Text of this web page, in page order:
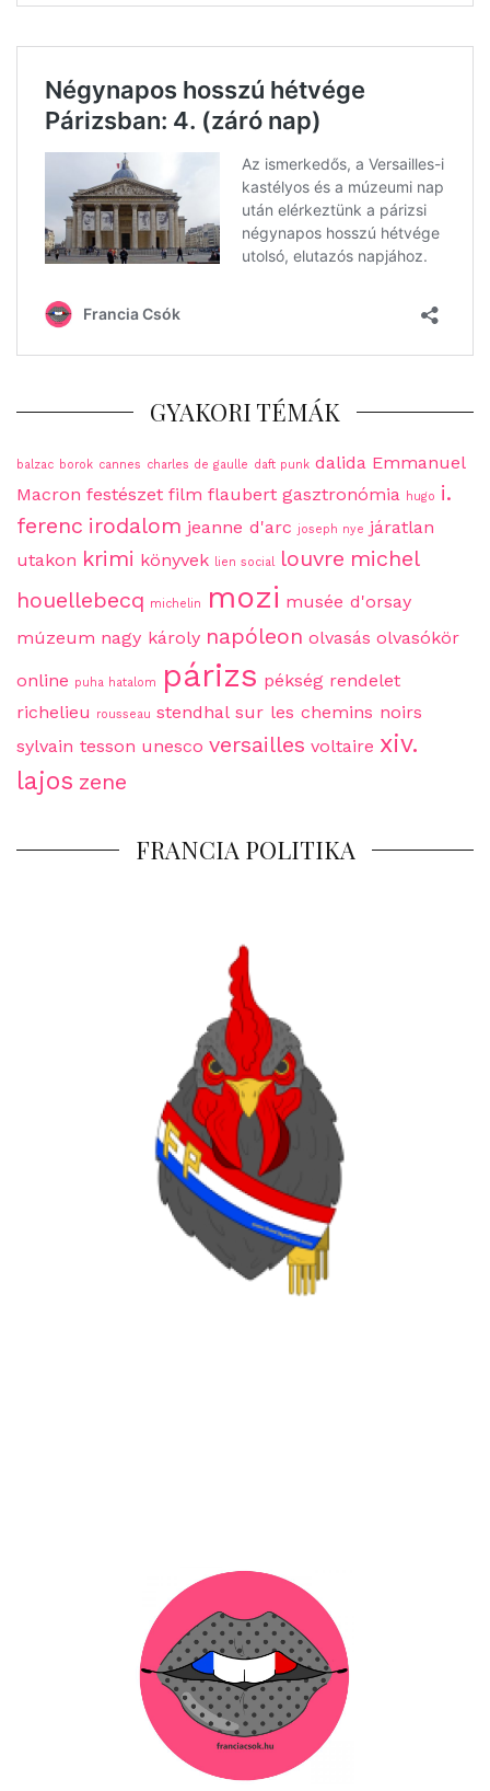
GYAKORI TÉMÁK
balzac borok cannes charles de gaulle daft punk dalida Emmanuel
Macron festészet film flaubert gasztronómia hugo i.
ferenc irodalom jeanne d'arc joseph nye járatlan
utakon krimi könyvek lien social louvre michel
houellebecq michelin mozi musée d'orsay
múzeum nagy károly napóleon olvasás olvasókör
online puha hatalom párizs pékség rendelet
richelieu
rousseau stendhal sur les chemins noirs
sylvain tesson unesco versailles voltaire xiv.
lajos zene
FRANCIA POLITIKA